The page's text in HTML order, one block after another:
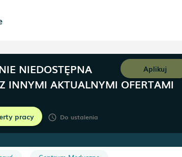
NIEDOSTĘPNA
INNYMI AKTUALNYMI OFERTAMI
pracy
Aplikuj
room Toruń schedule Do ustalenia